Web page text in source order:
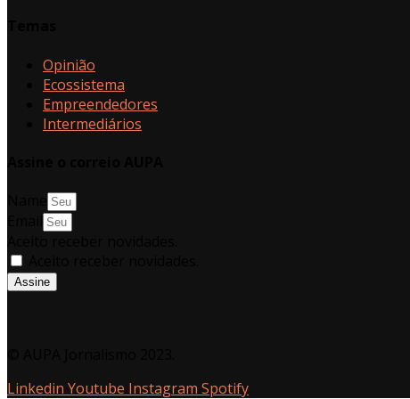
Opinião
Ecossistema
Empreendedores
Intermediários
Assine
Linkedin Youtube Instagram Spotify